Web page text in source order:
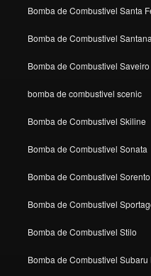
Bomba de Combustivel Santa
Bomba de Combustivel Santana
Bomba de Combustivel Saveiro
bomba de combustivel scenic
Bomba de Combustivel Skiline
Bomba de Combustivel Sonata
Bomba de Combustivel Sorento
Bomba de Combustivel
Bomba de Combustivel Stilo
Bomba de Combustivel Subaru